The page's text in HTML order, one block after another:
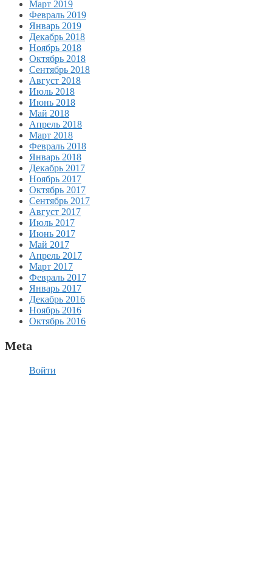
Март 2019
Февраль 2019
Январь 2019
Декабрь 2018
Ноябрь 2018
Октябрь 2018
Сентябрь 2018
Август 2018
Июль 2018
Июнь 2018
Май 2018
Апрель 2018
Март 2018
Февраль 2018
Январь 2018
Декабрь 2017
Ноябрь 2017
Октябрь 2017
Сентябрь 2017
Август 2017
Июль 2017
Июнь 2017
Май 2017
Апрель 2017
Март 2017
Февраль 2017
Январь 2017
Декабрь 2016
Ноябрь 2016
Октябрь 2016
Meta
Войти